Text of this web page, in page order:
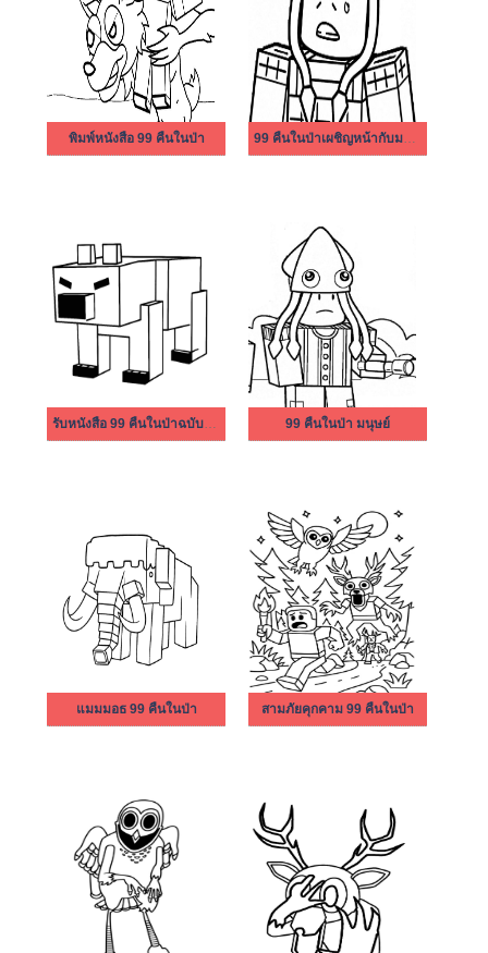
พิมพ์หนังสือ 99 คืนในป่า 99 คืนในป่าเผชิญหน้ากับมนุษย์
รับหนังสือ 99 คืนในป่าฉบับพิมพ์ฟรี 99 คืนในป่า มนุษย์
แมมมอธ 99 คืนในป่า สามภัยคุกคาม 99 คืนในป่า